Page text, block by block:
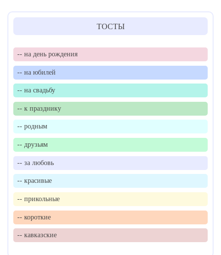
ТОСТЫ
-- на день рождения
-- на юбилей
-- на свадьбу
-- к празднику
-- родным
-- друзьям
-- за любовь
-- красивые
-- прикольные
-- короткие
-- кавказские